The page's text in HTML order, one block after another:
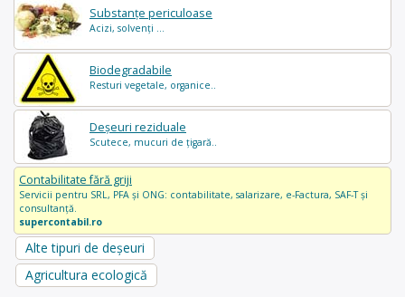
Substanțe periculoase
Acizi, solvenți ...
Biodegradabile
Resturi vegetale, organice..
Deșeuri reziduale
Scutece, mucuri de țigară..
Contabilitate fără griji
Servicii pentru SRL, PFA și ONG: contabilitate, salarizare, e-Factura, SAF-T și
consultanță.
supercontabil.ro
Alte tipuri de deșeuri
Agricultura ecologică